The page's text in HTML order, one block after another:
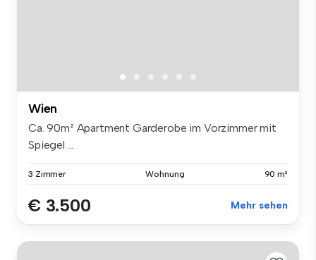
Wien
Ca. 90m² Apartment Garderobe im Vorzimmer mit
Spiegel ...
3 Zimmer Wohnung 90 m²
€ 3.500 Mehr sehen